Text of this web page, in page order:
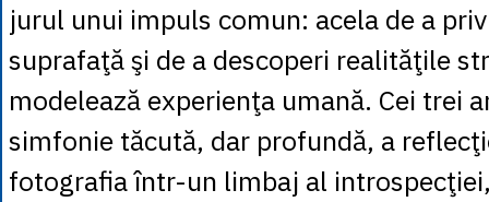
jurul unui impuls comun: acela de a
suprafaţă şi de a descoperi realităţile
modelează experienţa umană. Cei trei
simfonie tăcută, dar profundă, a
fotografia într-un limbaj al